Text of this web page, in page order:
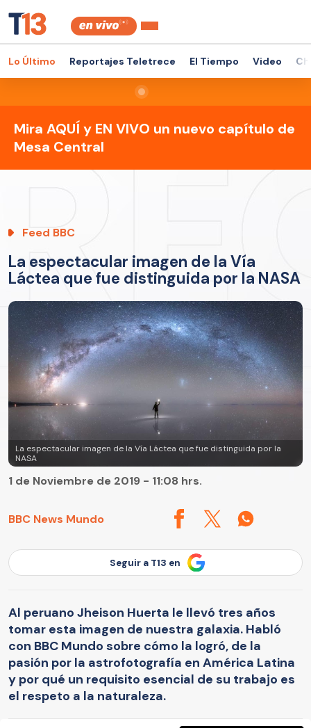
Lo Último Reportajes Teletrece El Tiempo Video
Mira AQUÍ y EN VIVO un nuevo capítulo de
Mesa Central
Feed BBC
La espectacular imagen de la Vía
Láctea que fue distinguida por la NASA
La espectacular imagen de la Vía Láctea que fue distinguida por la
NASA
BBC News Mundo
1 de Noviembre de 2019 - 11:08 hrs.
Seguir a T13 en
Al peruano Jheison Huerta le llevó tres años
tomar esta imagen de nuestra galaxia. Habló
con BBC Mundo sobre cómo la logró, de la
pasión por la astrofotografía en América Latina
y por qué un requisito esencial de su trabajo es
el respeto a la naturaleza.